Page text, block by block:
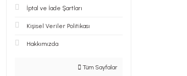
İptal ve İade Şartları
Kişisel Veriler Politikası
Hakkımızda
Tüm Sayfalar